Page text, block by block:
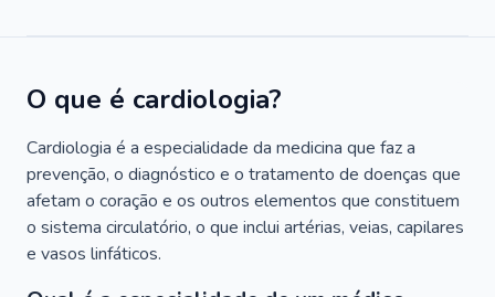
O que é cardiologia?
Cardiologia é a especialidade da medicina que faz a
prevenção, o diagnóstico e o tratamento de doenças que
afetam o coração e os outros elementos que constituem
o sistema circulatório, o que inclui artérias, veias, capilares
e vasos linfáticos.